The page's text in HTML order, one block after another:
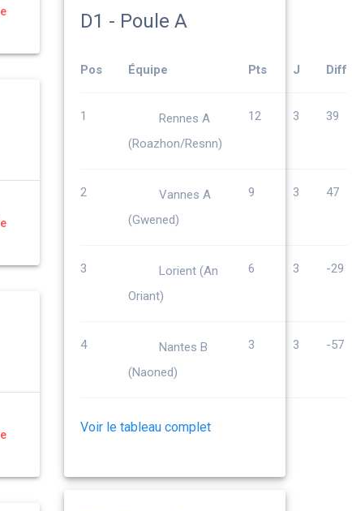
D1 - Poule A
Pos Équipe Pts J Diff
1
Rennes A
(Roazhon/Resnn)
12 3 39
2
Vannes A
(Gwened)
9 3 47
3
Lorient (An
Oriant)
6 3 -29
4
Nantes B
(Naoned)
3 3 -57
Voir le tableau complet